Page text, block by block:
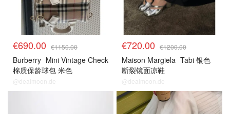
€690.00 €1150.00
Burberry Mini Vintage Check
棉质保龄球包 米色
@dealmoon.de
€720.00 €1200.00
Maison Margiela Tabi 银色
断裂镜面凉鞋
@dealmoon.de